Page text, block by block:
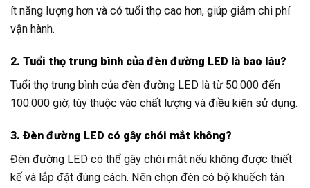
ít năng lượng hơn và có tuổi thọ cao hơn, giúp giảm chi phí
vận hành.
2. Tuổi thọ trung bình của đèn đường LED là bao lâu?
Tuổi thọ trung bình của đèn đường LED là từ 50.000 đến
100.000 giờ, tùy thuộc vào chất lượng và điều kiện sử dụng.
3. Đèn đường LED có gây chói mắt không?
Đèn đường LED có thể gây chói mắt nếu không được thiết
kế và lắp đặt đúng cách. Nên chọn đèn có bộ khuếch tán